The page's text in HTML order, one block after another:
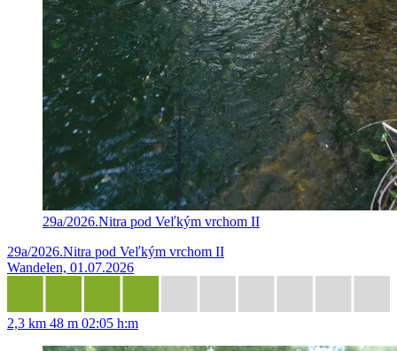
29a/2026.Nitra pod Veľkým vrchom II
29a/2026.Nitra pod Veľkým vrchom II
Wandelen, 01.07.2026
2,3 km 48 m 02:05 h:m